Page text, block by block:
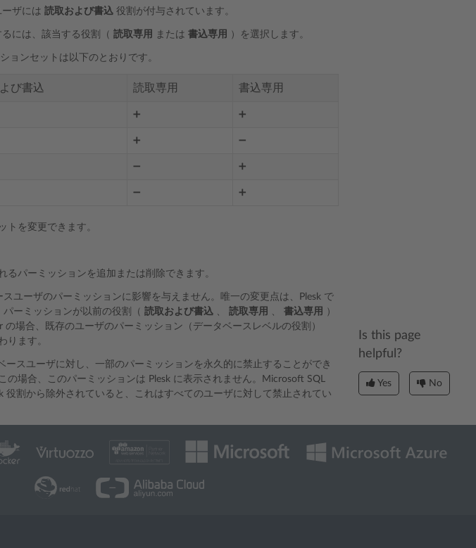
ザには 読取および書込 役割が付与されています。
には、該当する役割（ 読取専用 または 書込専用 ）を選択します。
ョンセットは以下のとおりです。
び書込 読取専用 書込専用
➕ ➕
➕ ➖
➖ ➕
➖ ➕
トを変更できます。
パーミッションを追加または削除できます。
ユーザのパーミッションに影響を与えません。唯一の変更点は、Plesk で
ーミッションが以前の役割（ 読取および書込 、 読取専用 、 書込専用
）
場合、既存のユーザのパーミッション（データベースレベルの役割）
ります。
スユーザに対し、一部のパーミッションを永久的に禁止することができ
の場合、このパーミッションは Plesk に表示されません。Microsoft SQL
役割から除外されていると、これはすべてのユーザに対して禁止されてい
Is this page
helpful?
Yes No